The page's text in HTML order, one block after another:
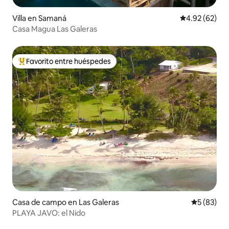
Villa en Samaná Calificación
4.92 (62)
Casa Magua Las Galeras
Favorito entre huéspedes preferido
Favorito entre huéspedes
Casa de campo en Las Galeras
5 (83)
PLAYA JAVO: el Nido